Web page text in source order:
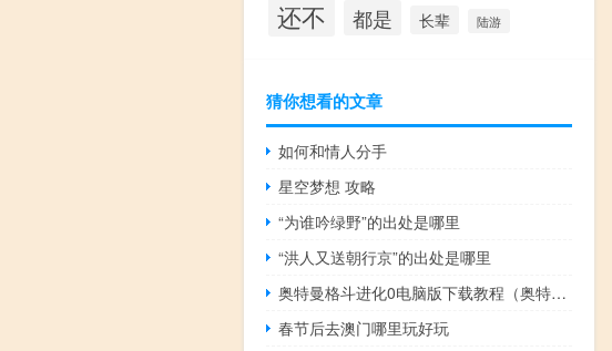
还不 都是 长辈 陆游
猜你想看的文章
如何和情人分手
星空梦想 攻略
“为谁吟绿野”的出处是哪里
“洪人又送朝行京”的出处是哪里
奥特曼格斗进化0电脑版下载教程（奥特曼格斗进化0电脑版怎么玩）
春节后去澳门哪里玩好玩